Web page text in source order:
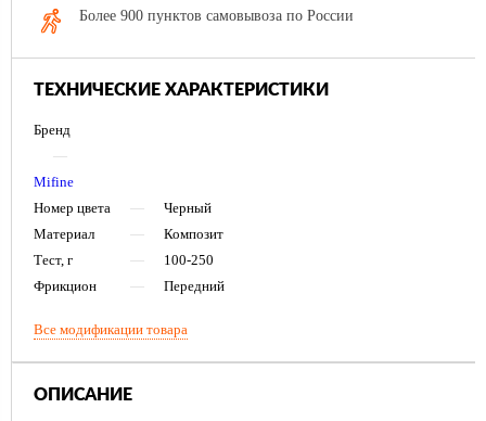
Более 900 пунктов самовывоза по России
ТЕХНИЧЕСКИЕ ХАРАКТЕРИСТИКИ
Бренд
—
Mifine
Номер цвета
—
Черный
Материал
—
Композит
Тест, г
—
100-250
Фрикцион
— Передний
Все модификации товара
ОПИСАНИЕ